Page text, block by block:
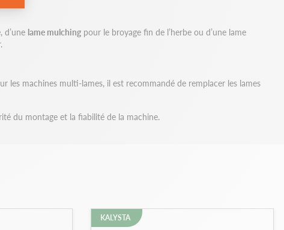
d’une lame mulching pour le broyage fin de l’herbe ou d’une lame
les machines multi-lames, il est recommandé de remplacer les lames
du montage et la fiabilité de la machine.
KALYSTA